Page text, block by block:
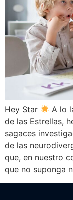
Hey Star
A lo
de las Estrellas,
sagaces
de las
que, en nuestro
que no suponga